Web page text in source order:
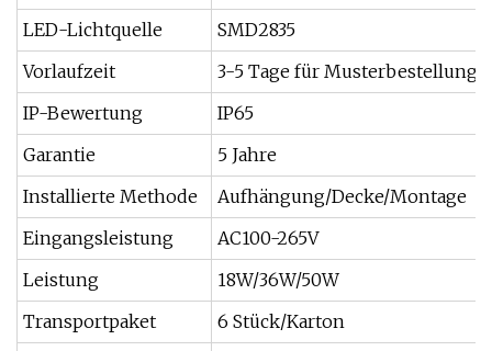
LED-Lichtquelle
SMD2835
Vorlaufzeit
3-5 Tage für
IP-Bewertung
IP65
Garantie
5 Jahre
Installierte Methode
Aufhängung/Decke/Montage
Eingangsleistung
AC100-265V
Leistung
18W/36W/50W
Transportpaket
6 Stück/Karton